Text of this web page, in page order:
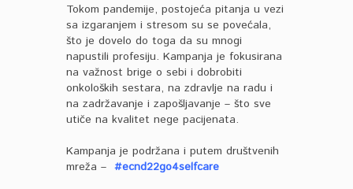
Tokom pandemije, postojeća pitanja u vezi
sa izgaranjem i stresom su se povećala,
što je dovelo do toga da su mnogi
napustili profesiju. Kampanja je fokusirana
na važnost brige o sebi i dobrobiti
onkoloških sestara, na zdravlje na radu i
na zadržavanje i zapošljavanje – što sve
utiče na kvalitet nege pacijenata.
Kampanja je podržana i putem društvenih
mreža – #ecnd22go4selfcare